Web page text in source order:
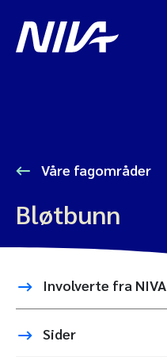
Våre fagområder
Bløtbunn
Involverte fra NIVA
Sider